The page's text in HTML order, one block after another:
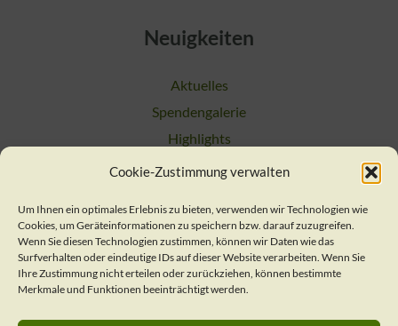
Cookie-Zustimmung verwalten
Um Ihnen ein optimales Erlebnis zu bieten, verwenden wir Technologien wie
Cookies, um Geräteinformationen zu speichern bzw. darauf zuzugreifen.
Wenn Sie diesen Technologien zustimmen, können wir Daten wie das
Surfverhalten oder eindeutige IDs auf dieser Website verarbeiten. Wenn Sie
Ihre Zustimmung nicht erteilen oder zurückziehen, können bestimmte
Merkmale und Funktionen beeinträchtigt werden.
Neuigkeiten
Aktuelles
Spendengalerie
Highlights
Suchen
Kontakt
Verein / Geschäftsstelle
Nachsorgeteam